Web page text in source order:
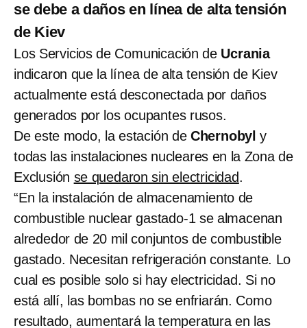
se debe a daños en línea de alta tensión
de Kiev
Los Servicios de Comunicación de Ucrania
indicaron que la línea de alta tensión de Kiev
actualmente está desconectada por daños
generados por los ocupantes rusos.
De este modo, la estación de Chernobyly
todas las instalaciones nucleares en la Zona de
Exclusión se quedaron sin electricidad.
“En la instalación de almacenamiento de
combustible nuclear gastado-1 se almacenan
alrededor de 20 mil conjuntos de combustible
gastado. Necesitan refrigeración constante. Lo
cual es posible solo si hay electricidad. Si no
está allí, las bombas no se enfriarán. Como
resultado, aumentará la temperatura en las